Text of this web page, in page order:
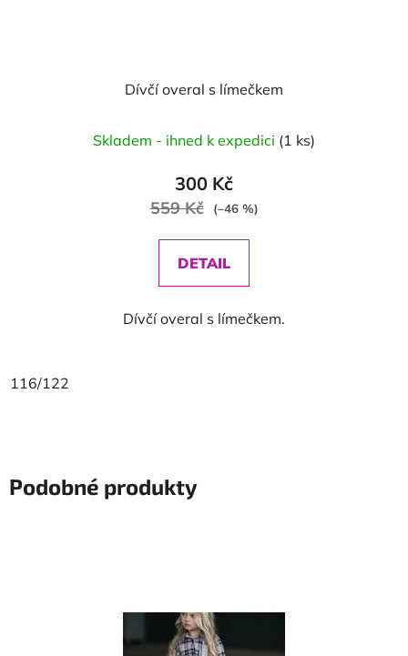
Dívčí overal s límečkem
Skladem - ihned k expedici (1 ks)
300 Kč
559 Kč (–46 %)
DETAIL
Dívčí overal s límečkem.
116/122
Podobné produkty